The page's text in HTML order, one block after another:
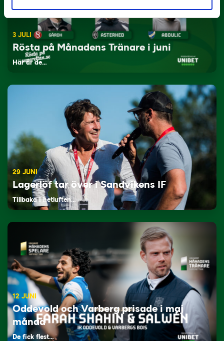
3 JULI
Rösta på Månadens Tränare i juni
Här är de…
29 JUNI
Lagerlöf tar över i Sandvikens IF
Tillbaka i hetluften…
12 JUNI
Oddevold och Varberg prisade i maj
månad
De fick flest…